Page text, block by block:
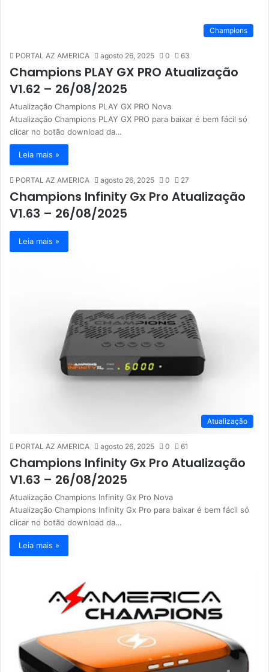
Champions
PORTAL AZ AMERICA agosto 26, 2025 0 63
Champions PLAY GX PRO Atualização
V1.62 – 26/08/2025
Atualização Champions PLAY GX PRO Nova
Atualização Champions PLAY GX PRO para baixar é bem fácil só
clicar no botão download da…
Leia mais »
PORTAL AZ AMERICA agosto 26, 2025 0 27
Champions Infinity Gx Pro Atualização
V1.63 – 26/08/2025
Leia mais »
Atualização
PORTAL AZ AMERICA agosto 26, 2025 0 61
Champions Infinity Gx Pro Atualização
V1.63 – 26/08/2025
Atualização Champions Infinity Gx Pro Nova
Atualização Champions Infinity Gx Pro para baixar é bem fácil só
clicar no botão download da…
Leia mais »